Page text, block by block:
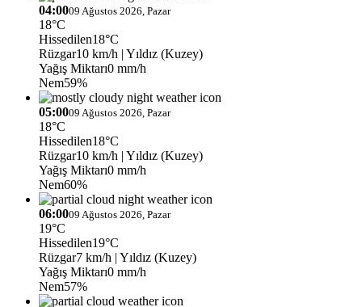
04:0009 Ağustos 2026, Pazar
18°C
Hissedilen18°C
Rüzgar10 km/h | Yıldız (Kuzey)
Yağış Miktarı0 mm/h
Nem59%
05:0009 Ağustos 2026, Pazar
18°C
Hissedilen18°C
Rüzgar10 km/h | Yıldız (Kuzey)
Yağış Miktarı0 mm/h
Nem60%
06:0009 Ağustos 2026, Pazar
19°C
Hissedilen19°C
Rüzgar7 km/h | Yıldız (Kuzey)
Yağış Miktarı0 mm/h
Nem57%